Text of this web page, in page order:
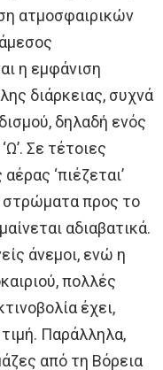
ατμοσφαιρικών
η εμφάνιση
διάρκειας, συχνά
δηλαδή ενός
Σε τέτοιες
‘πιέζεται’
στρώματα προς το
αδιαβατικά.
άνεμοι, ενώ η
πολλές
έχει,
Παράλληλα,
από τη Βόρεια